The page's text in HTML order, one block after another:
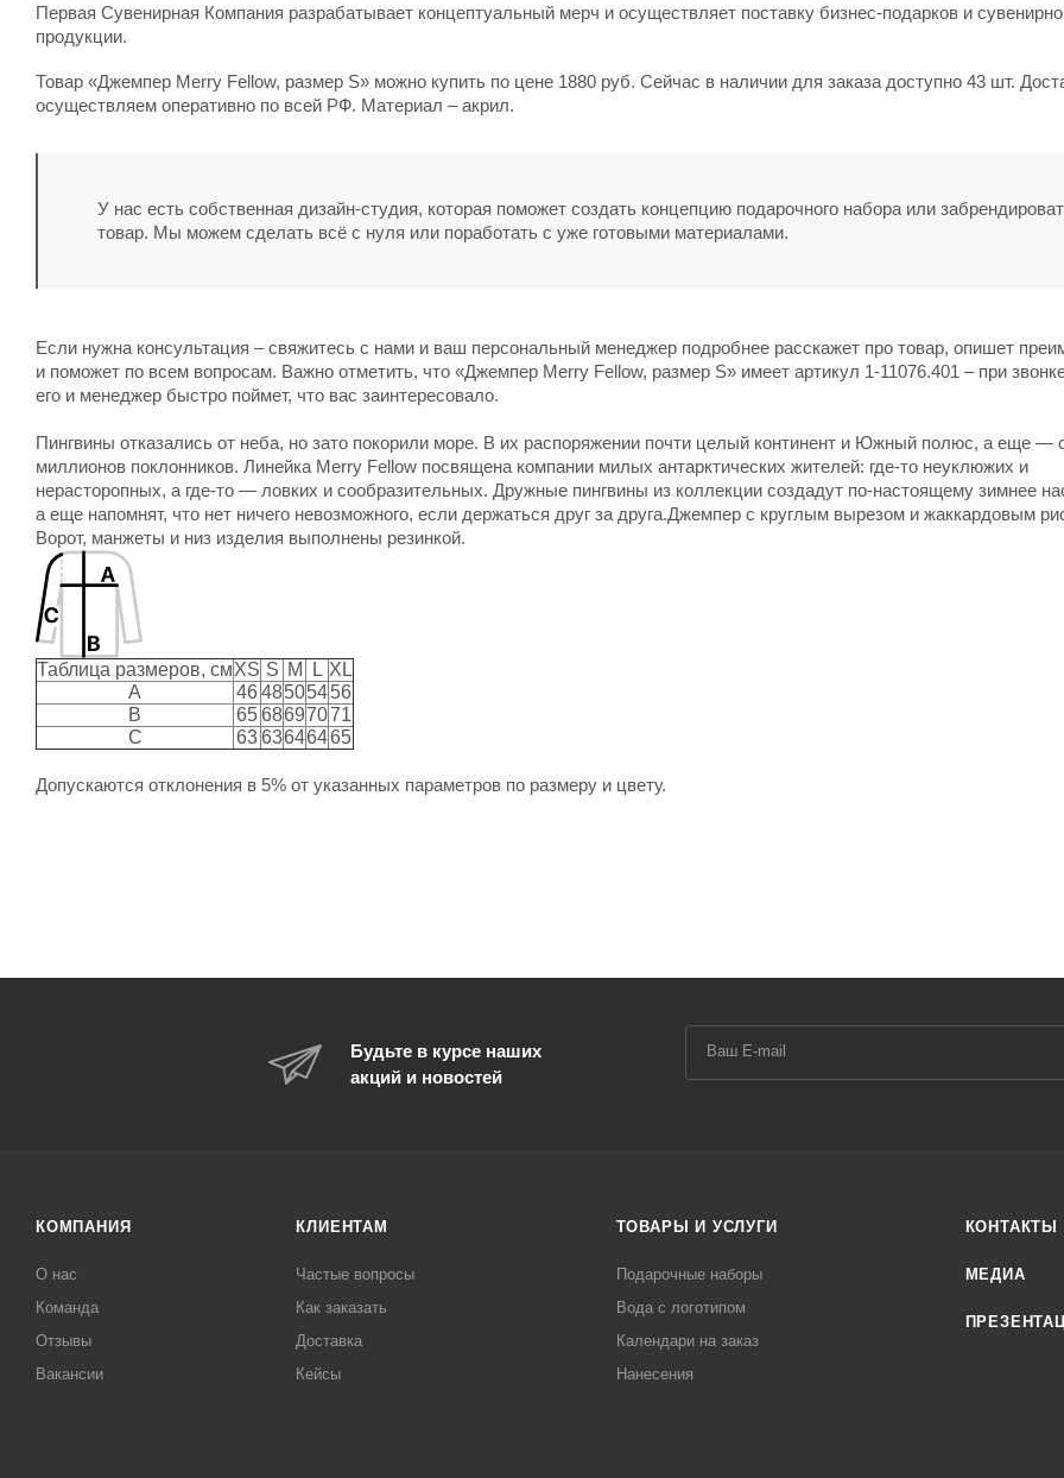
Первая Сувенирная Компания разрабатывает концептуальный мерч и осуществляет поставку бизнес-подарков и
продукции.
Товар «Джемпер Merry Fellow, размер S» можно купить по цене 1880 руб. Сейчас в наличии для заказа доступно 43 шт.
осуществляем оперативно по всей РФ. Материал – акрил.
У нас есть собственная дизайн-студия, которая поможет создать концепцию подарочного набора или
товар. Мы можем сделать всё с нуля или поработать с уже готовыми материалами.
Если нужна консультация – свяжитесь с нами и ваш персональный менеджер подробнее расскажет про товар, опишет
и поможет по всем вопросам. Важно отметить, что «Джемпер Merry Fellow, размер S» имеет артикул 1-11076.401 – при
его и менеджер быстро поймет, что вас заинтересовало.
Пингвины отказались от неба, но зато покорили море. В их распоряжении почти целый континент и Южный полюс, а еще —
миллионов поклонников. Линейка Merry Fellow посвящена компании милых антарктических жителей: где-то неуклюжих и
нерасторопных, а где-то — ловких и сообразительных. Дружные пингвины из коллекции создадут по-настоящему зимнее
а еще напомнят, что нет ничего невозможного, если держаться друг за друга.Джемпер с круглым вырезом и жаккардовым
Ворот, манжеты и низ изделия выполнены резинкой.
Таблица размеров, смXS S M L XL
A
4648505456
B
6568697071
C
6363646465
Допускаются отклонения в 5% от указанных параметров по размеру и цвету.
Будьте в курсе наших
акций и новостей
КОМПАНИЯ
О нас
Команда
Отзывы
Вакансии
КЛИЕНТАМ
Частые вопросы
Как заказать
Доставка
Кейсы
ТОВАРЫ И УСЛУГИ
Подарочные наборы
Вода с логотипом
Календари на заказ
Нанесения
КОНТАКТЫ
МЕДИА